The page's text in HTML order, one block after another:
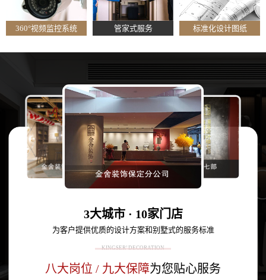
360°视频监控系统 管家式服务 标准化设计图纸
3大城市 · 10家门店
为客户提供优质的设计方案和别墅式的服务标准
KINGSER’ DECORATION
八大岗位 / 九大保障为您贴心服务